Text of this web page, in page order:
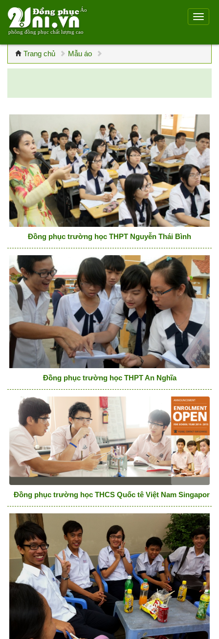
Áo
phông đồng phục chất lượng cao
Trang chủ Mẫu áo
Đồng phục trường học THPT Nguyễn Thái Bình
Đồng phục trường học THPT An Nghĩa
Đồng phục trường học THCS Quốc tê Việt Nam Singapore